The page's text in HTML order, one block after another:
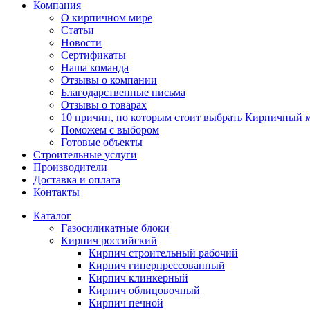
Компания
О кирпичном мире
Статьи
Новости
Сертификаты
Наша команда
Отзывы о компании
Благодарственные письма
Отзывы о товарах
10 причин, по которым стоит выбрать Кирпичный
Поможем с выбором
Готовые объекты
Строительные услуги
Производители
Доставка и оплата
Контакты
Каталог
Газосиликатные блоки
Кирпич российский
Кирпич строительный рабочий
Кирпич гиперпрессованный
Кирпич клинкерный
Кирпич облицовочный
Кирпич печной